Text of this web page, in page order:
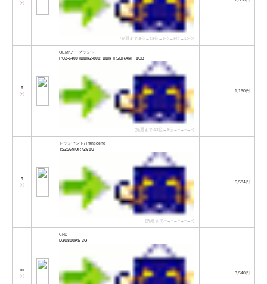
[↑]
[先週まで:8位→18位→5位→9位→10位]
8
[↑]
OEM/ノーブランド
PC2-6400 (DDR2-800) DDR II SDRAM 1GB
[先週まで:13位→5位→−→−→−]
1,160円
9
[↑]
トランセンド/Transcend
TS256MQR72V8U
[先週まで:−→−→−→−→−]
6,584円
10
[↑]
CFD
D2U800PS-2G
3,540円